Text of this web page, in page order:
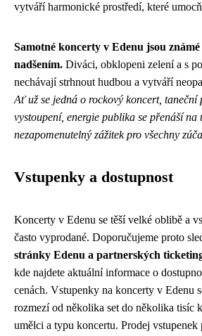
vytváří harmonické prostředí, které
Samotné koncerty v Edenu jsou známé
nadšením. Diváci, obklopeni zelení a s
nechávají strhnout hudbou a vytváří
Ať už se jedná o rockový koncert,
vystoupení, energie publika se přenáší na
nezapomenutelný zážitek pro všechny
Vstupenky a dostupnost
Koncerty v Edenu se těší velké oblibě a
často vyprodané. Doporučujeme proto
stránky Edenu a partnerských
kde najdete aktuální informace o
cenách. Vstupenky na koncerty v Edenu
rozmezí od několika set do několika tisíc
umělci a typu koncertu. Prodej vstupenek